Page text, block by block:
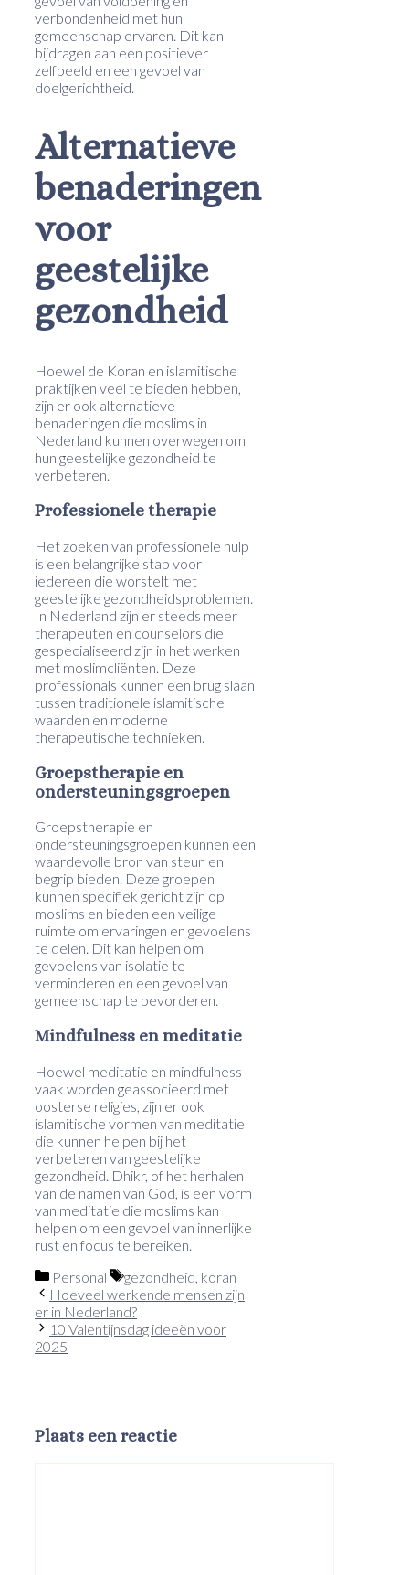
verbondenheid met hun
gemeenschap ervaren. Dit kan
bijdragen aan een positiever
zelfbeeld en een gevoel van
doelgerichtheid.
Alternatieve
benaderingen
voor
geestelijke
gezondheid
Hoewel de Koran en islamitische
praktijken veel te bieden hebben,
zijn er ook alternatieve
benaderingen die moslims in
Nederland kunnen overwegen om
hun geestelijke gezondheid te
verbeteren.
Professionele therapie
Het zoeken van professionele hulp
is een belangrijke stap voor
iedereen die worstelt met
geestelijke gezondheidsproblemen.
In Nederland zijn er steeds meer
therapeuten en counselors die
gespecialiseerd zijn in het werken
met moslimcliënten. Deze
professionals kunnen een brug slaan
tussen traditionele islamitische
waarden en moderne
therapeutische technieken.
Groepstherapie en
ondersteuningsgroepen
Groepstherapie en
ondersteuningsgroepen kunnen een
waardevolle bron van steun en
begrip bieden. Deze groepen
kunnen specifiek gericht zijn op
moslims en bieden een veilige
ruimte om ervaringen en gevoelens
te delen. Dit kan helpen om
gevoelens van isolatie te
verminderen en een gevoel van
gemeenschap te bevorderen.
Mindfulness en meditatie
Hoewel meditatie en mindfulness
vaak worden geassocieerd met
oosterse religies, zijn er ook
islamitische vormen van meditatie
die kunnen helpen bij het
verbeteren van geestelijke
gezondheid. Dhikr, of het herhalen
van de namen van God, is een vorm
van meditatie die moslims kan
helpen om een gevoel van innerlijke
rust en focus te bereiken.
Categorieën
Personal Tags
gezondheid koran
Hoeveel werkende mensen zijn
er in Nederland?
10 Valentijnsdag ideeën voor
2025
Plaats een reactie